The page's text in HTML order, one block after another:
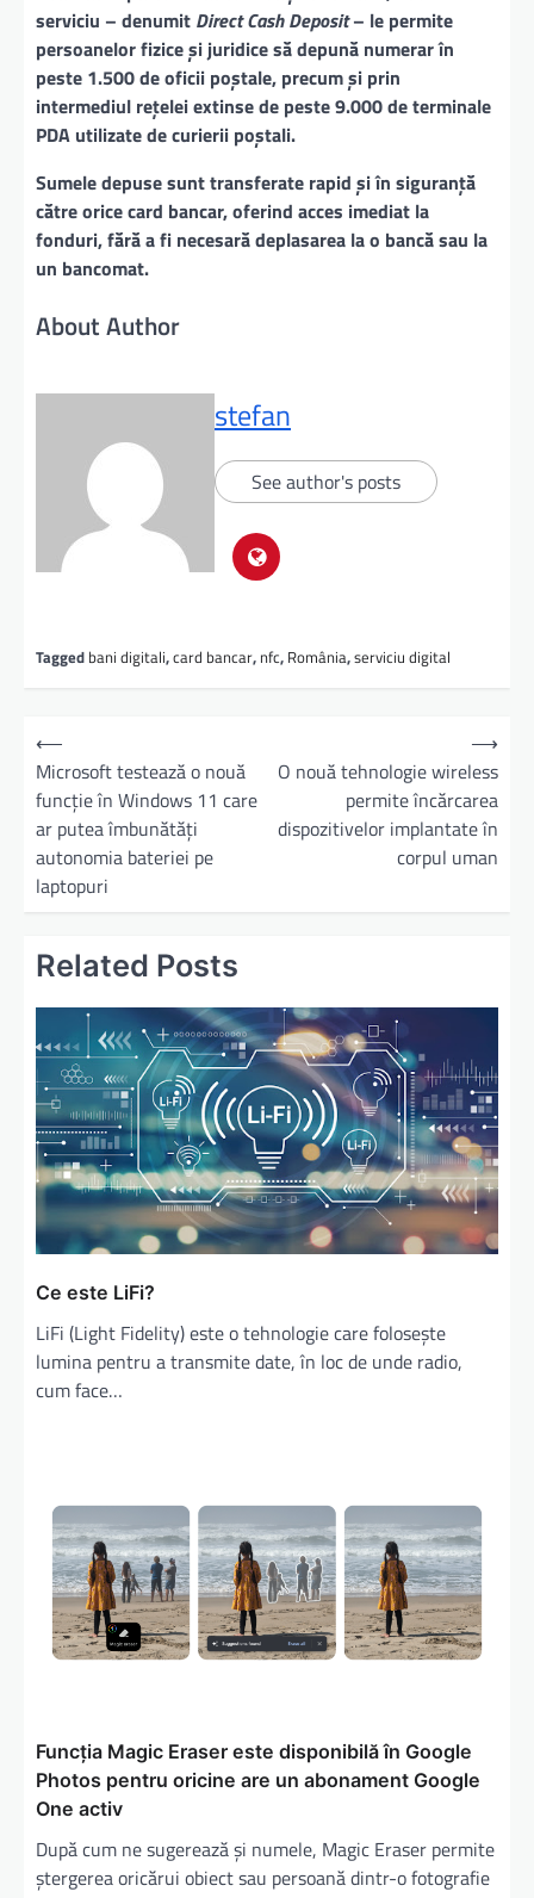
serviciu – denumit Direct Cash Deposit– le permite
persoanelor fizice și juridice să depună numerar în
peste 1.500 de oficii poștale, precum și prin
intermediul rețelei extinse de peste 9.000 de terminale
PDA utilizate de curierii poștali.
Sumele depuse sunt transferate rapid și în siguranță
către orice card bancar, oferind acces imediat la
fonduri, fără a fi necesară deplasarea la o bancă sau la
un bancomat.
About Author
stefan
See author's posts
Tagged bani digitali,card bancar, nfc, România,serviciu digital
⟵
Microsoft testează o nouă
funcție în Windows 11 care
ar putea îmbunătăți
autonomia bateriei pe
laptopuri
O nouă tehnologie wireless
permite încărcarea
dispozitivelor implantate în
corpul uman
⟶
Related Posts
Ce este LiFi?
LiFi (Light Fidelity) este o tehnologie care folosește
lumina pentru a transmite date, în loc de unde radio,
cum face…
Funcţia Magic Eraser este disponibilă în Google
Photos pentru oricine are un abonament Google
One activ
După cum ne sugerează şi numele, Magic Eraser permite
ştergerea oricărui obiect sau persoană dintr-o fotografie